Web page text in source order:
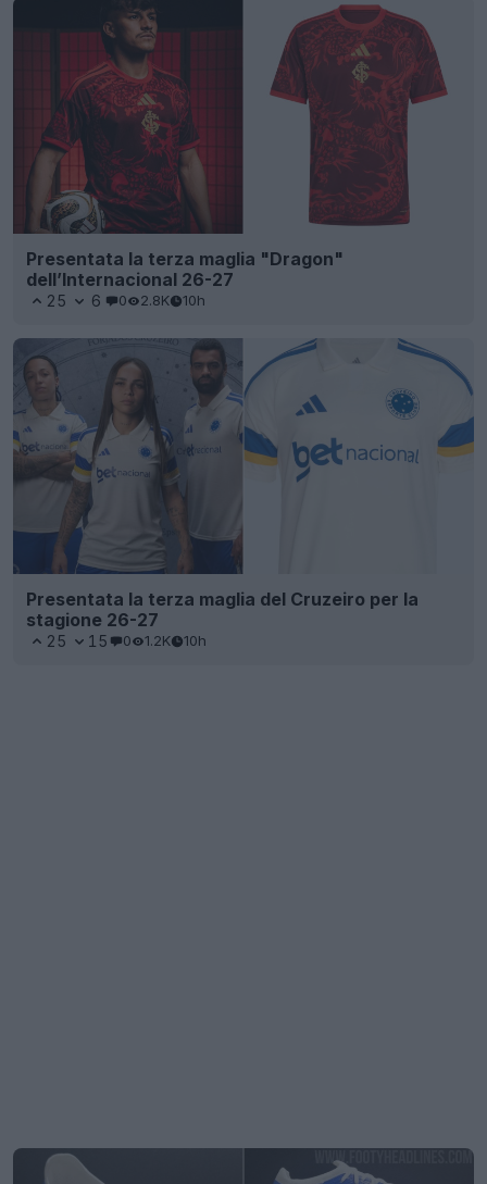
Presentata la terza maglia "Dragon"
dell’Internacional 26-27
25 6 0 2.8K 10h
Presentata la terza maglia del Cruzeiro per la
stagione 26-27
25 15 0 1.2K 10h